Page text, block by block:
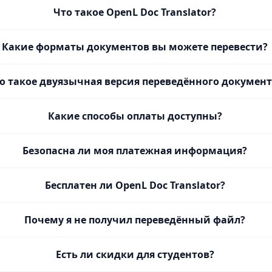
Что такое OpenL Doc Translator?
Какие форматы документов вы можете перевести?
такое двуязычная версия переведённого
Какие способы оплаты доступны?
Безопасна ли моя платежная информация?
Бесплатен ли OpenL Doc Translator?
Почему я не получил переведённый файл?
Есть ли скидки для студентов?